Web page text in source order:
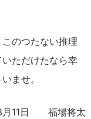
のつたない推理
ただけたなら幸
ませ。
月11日 福場将太